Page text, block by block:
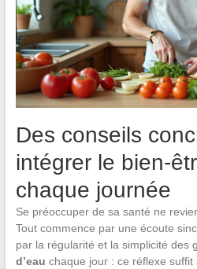
Des conseils
intégrer le bien-
chaque journée
Se préoccuper de sa santé ne
Tout commence par une écoute
par la régularité et la simplicité des
d’eau chaque jour : ce réflexe suffit